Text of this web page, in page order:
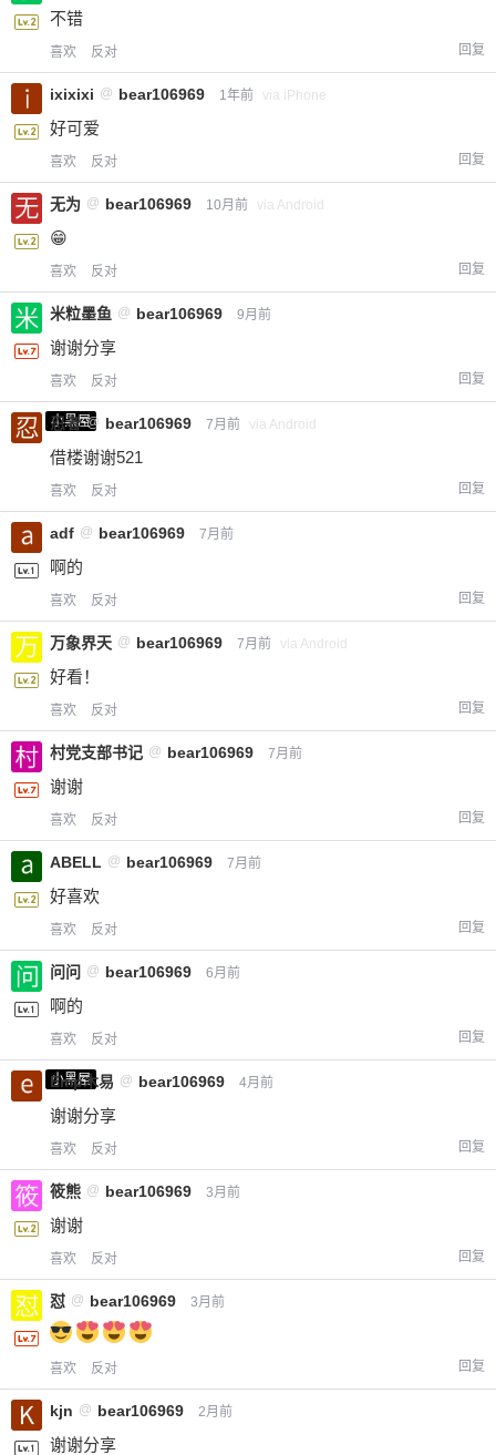
不错
喜欢 反对 回复
ixixixi @ bear106969 1年前 via iPhone
好可爱
喜欢 反对 回复
无为 @ bear106969 10月前 via Android
😁
喜欢 反对 回复
米粒墨鱼 @ bear106969 9月前
谢谢分享
喜欢 反对 回复
小黑屋
忍者 @ bear106969 7月前 via Android
借楼谢谢521
喜欢 反对 回复
adf @ bear106969 7月前
啊的
喜欢 反对 回复
万象界天 @ bear106969 7月前 via Android
好看！
喜欢 反对 回复
村党支部书记 @ bear106969 7月前
谢谢
喜欢 反对 回复
ABELL @ bear106969 7月前
好喜欢
喜欢 反对 回复
问问 @ bear106969 6月前
啊的
喜欢 反对 回复
小黑屋
Emp木易 @ bear106969 4月前
谢谢分享
喜欢 反对 回复
筱熊 @ bear106969 3月前
谢谢
喜欢 反对 回复
怼 @ bear106969 3月前
喜欢 反对 回复
kjn @ bear106969 2月前
谢谢分享